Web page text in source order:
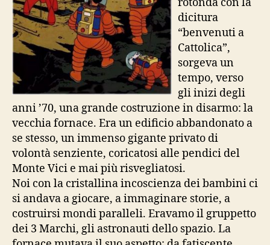
dicitura
“benvenuti a
Cattolica”,
sorgeva un
tempo, verso
gli inizi degli
anni ’70, una grande costruzione in disarmo: la
vecchia fornace. Era un edificio abbandonato a
se stesso, un immenso gigante privato di
volontà senziente, coricatosi alle pendici del
Monte Vici e mai più risvegliatosi.
Noi con la cristallina incoscienza dei bambini ci
si andava a giocare, a immaginare storie, a
costruirsi mondi paralleli. Eravamo il gruppetto
dei 3 Marchi, gli astronauti dello spazio. La